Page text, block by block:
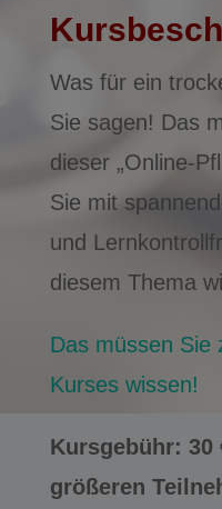
Was für ein
Sie sagen! Das
dieser „Online-
Sie mit
und
diesem Thema
Das müssen Sie
Kurses wissen!
Kursgebühr: 30
größeren